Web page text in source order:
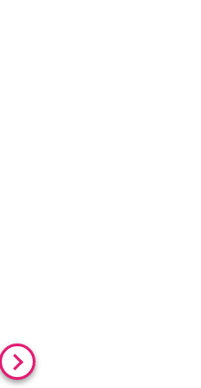
【9%OFF】
アラン・ド・パリ ショ